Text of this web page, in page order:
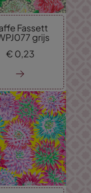
Fassett
grijs
€ 0,23